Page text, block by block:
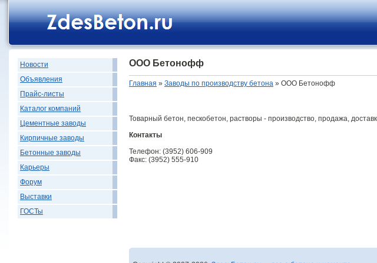
Новости
Объявления
Прайс-листы
Каталог компаний
Цементные заводы
Кирпичные заводы
Бетонные заводы
Карьеры
Форум
Выставки
ГОСТы
ООО Бетонофф
Главная » Заводы по производству бетона » ООО Бетонофф
Товарный бетон, пескобетон, растворы - производство, продажа,
Контакты
Телефон: (3952) 606-909
Факс: (3952) 555-910